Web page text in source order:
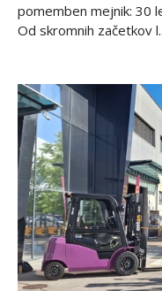
pomemben mejnik: 30
Od skromnih začetkov